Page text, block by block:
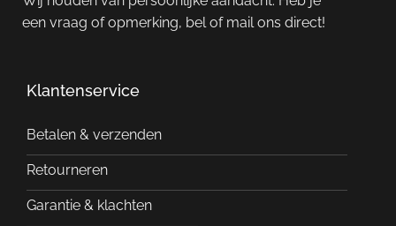
een vraag of opmerking, bel of mail ons direct!
Klantenservice
Betalen & verzenden
Retourneren
Garantie & klachten